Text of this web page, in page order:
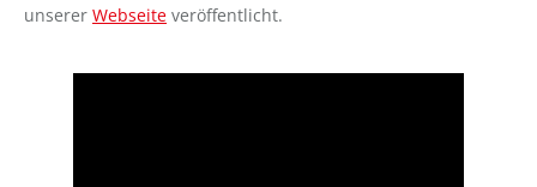
unserer Webseite veröffentlicht.